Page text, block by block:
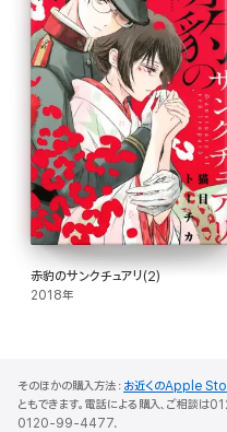
赤豹のサンクチュアリ(2)
2018年
そのほかの購入方法： お近くのApple
ともできます。電話による購入、ご相
0120-99-4477.